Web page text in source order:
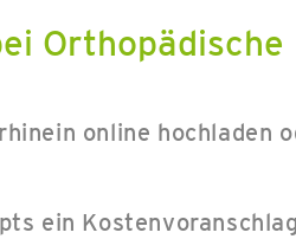
Orthopädische
online hochladen
ein